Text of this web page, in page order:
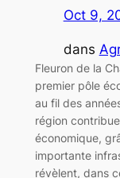
Oct 9,
dans
Fleuron de la
premier pôle
au fil des
région
économique,
importante
révèlent, dans